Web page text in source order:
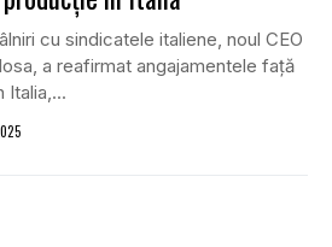
cu sindicatele italiene, noul CEO
a reafirmat angajamentele față
Italia,...